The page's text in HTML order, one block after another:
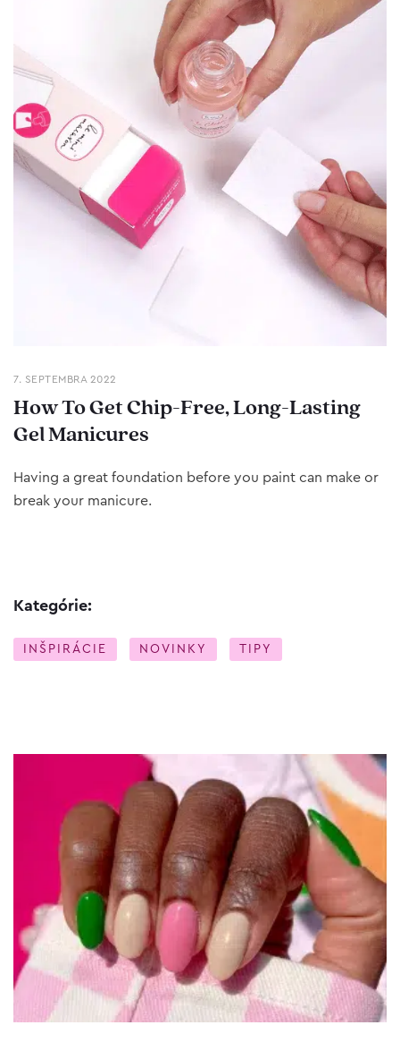
7. SEPTEMBRA 2022
How To Get Chip-Free, Long-Lasting
Gel Manicures
Having a great foundation before you paint can make or
break your manicure.
Kategórie:
INŠPIRÁCIE NOVINKY TIPY